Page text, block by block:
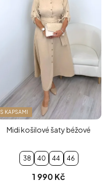
S KAPSAMI
Midi košilové šaty béžové
38 40 44 46
1 990 Kč